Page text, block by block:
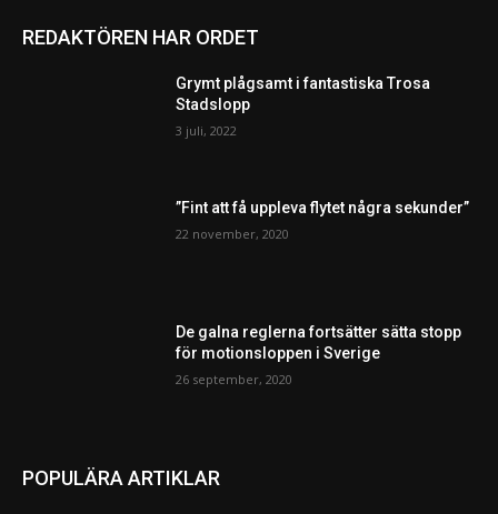
REDAKTÖREN HAR ORDET
Grymt plågsamt i fantastiska Trosa
Stadslopp
3 juli, 2022
”Fint att få uppleva flytet några sekunder”
22 november, 2020
De galna reglerna fortsätter sätta stopp
för motionsloppen i Sverige
26 september, 2020
POPULÄRA ARTIKLAR